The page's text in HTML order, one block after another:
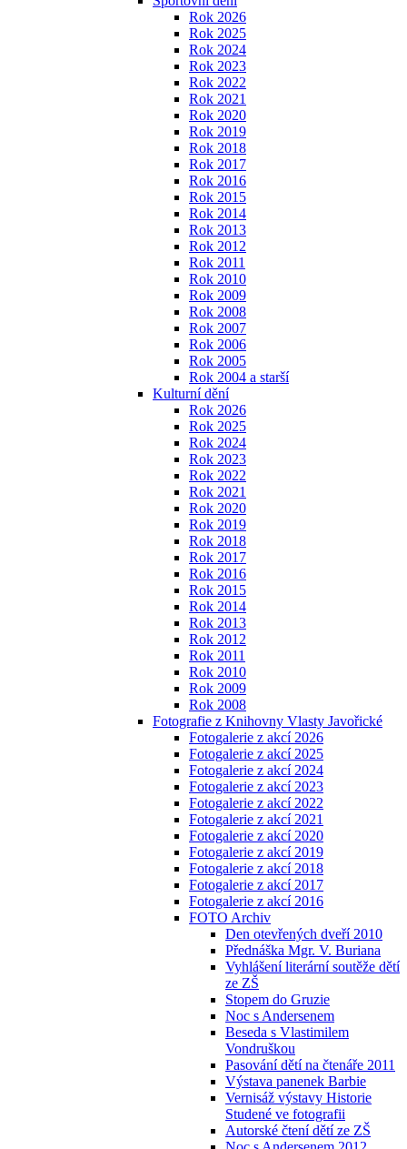
Rok 2026
Rok 2025
Rok 2024
Rok 2023
Rok 2022
Rok 2021
Rok 2020
Rok 2019
Rok 2018
Rok 2017
Rok 2016
Rok 2015
Rok 2014
Rok 2013
Rok 2012
Rok 2011
Rok 2010
Rok 2009
Rok 2008
Rok 2007
Rok 2006
Rok 2005
Rok 2004 a starší
Kulturní dění
Rok 2026
Rok 2025
Rok 2024
Rok 2023
Rok 2022
Rok 2021
Rok 2020
Rok 2019
Rok 2018
Rok 2017
Rok 2016
Rok 2015
Rok 2014
Rok 2013
Rok 2012
Rok 2011
Rok 2010
Rok 2009
Rok 2008
Fotografie z Knihovny Vlasty Javořické
Fotogalerie z akcí 2026
Fotogalerie z akcí 2025
Fotogalerie z akcí 2024
Fotogalerie z akcí 2023
Fotogalerie z akcí 2022
Fotogalerie z akcí 2021
Fotogalerie z akcí 2020
Fotogalerie z akcí 2019
Fotogalerie z akcí 2018
Fotogalerie z akcí 2017
Fotogalerie z akcí 2016
FOTO Archiv
Den otevřených dveří 2010
Přednáška Mgr. V. Buriana
Vyhlášení literární soutěže dětí
ze ZŠ
Stopem do Gruzie
Noc s Andersenem
Beseda s Vlastimilem
Vondruškou
Pasování dětí na čtenáře 2011
Výstava panenek Barbie
Vernisáž výstavy Historie
Studené ve fotografii
Autorské čtení dětí ze ZŠ